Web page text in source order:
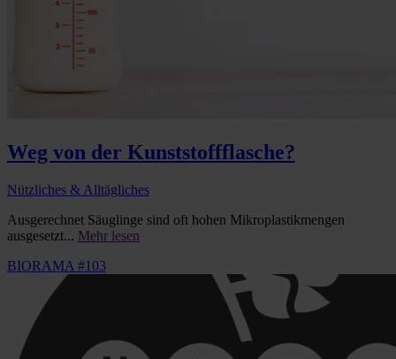
Weg von der Kunststoffflasche?
Nützliches & Alltägliches
Ausgerechnet Säuglinge sind oft hohen Mikroplastikmengen
ausgesetzt... Mehr lesen
BIORAMA #103